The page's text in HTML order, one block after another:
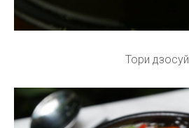
Тори дзосуй